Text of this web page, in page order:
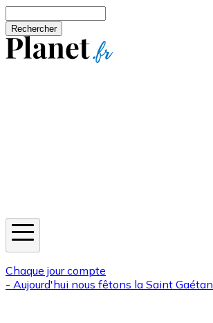
Chaque jour compte
- Aujourd'hui nous fêtons la Saint Gaétan